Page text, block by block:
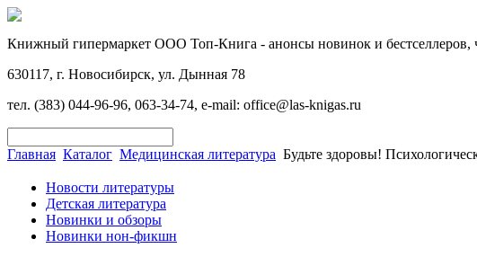
Книжный гипермаркет ООО Топ-Книга - анонсы новинок и бестселлеров,
630117, г. Новосибирск, ул. Дынная 78
тел. (383) 044-96-96, 063-34-74, e-mail: office@las-knigas.ru
Главная Каталог Медицинская литература Будьте здоровы!
Новости литературы
Детская литература
Новинки и обзоры
Новинки нон-фикшн